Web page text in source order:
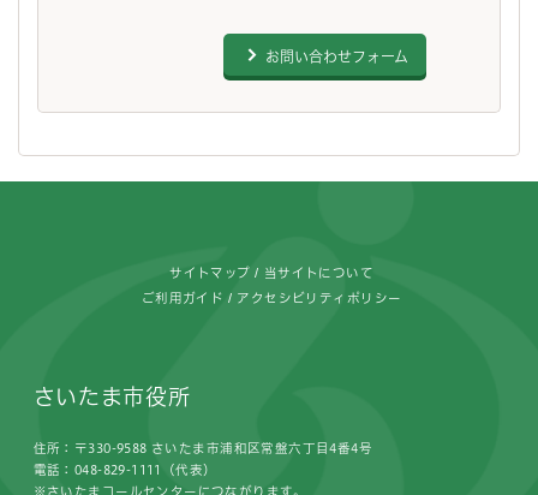
お問い合わせフォーム
サイトマップ 当サイトについて
ご利用ガイド アクセシビリティポリシー
さいたま市役所
住所：〒330-9588 さいたま市浦和区常盤六丁目4番4号
電話：048-829-1111（代表）
※さいたまコールセンターにつながります。